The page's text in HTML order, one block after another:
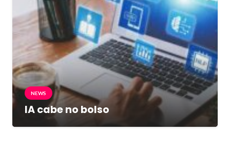
NEWS
IA cabe no bolso